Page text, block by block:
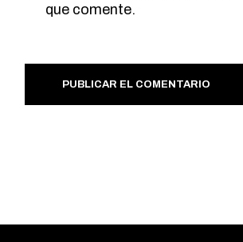
que comente.
PUBLICAR EL COMENTARIO